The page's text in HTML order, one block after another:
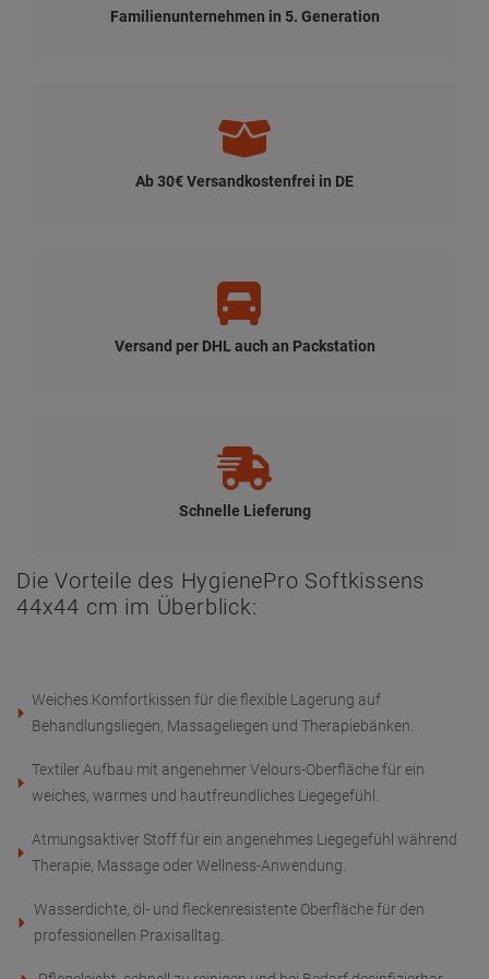
Familienunternehmen in 5. Generation
Ab 30€ Versandkostenfrei in DE
Versand per DHL auch an Packstation
Schnelle Lieferung
Die Vorteile des HygienePro Softkissens
44x44 cm im Überblick:
Weiches Komfortkissen für die flexible Lagerung auf
Behandlungsliegen, Massageliegen und Therapiebänken.
Textiler Aufbau mit angenehmer Velours-Oberfläche für ein
weiches, warmes und hautfreundliches Liegegefühl.
Atmungsaktiver Stoff für ein angenehmes Liegegefühl während
Therapie, Massage oder Wellness-Anwendung.
Wasserdichte, öl- und fleckenresistente Oberfläche für den
professionellen Praxisalltag.